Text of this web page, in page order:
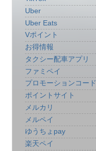
Uber
Uber Eats
Vポイント
お得情報
タクシー配車アプリ
ファミペイ
プロモーションコード
ポイントサイト
メルカリ
メルペイ
ゆうちょpay
楽天ペイ